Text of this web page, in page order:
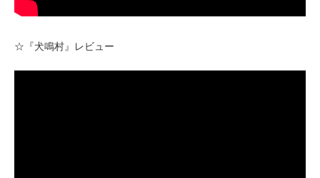
☆『犬鳴村』レビュー